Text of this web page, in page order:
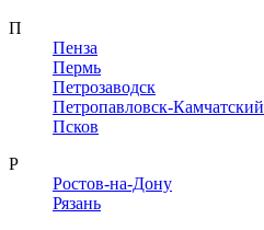
П
Пенза
Пермь
Петрозаводск
Петропавловск-Камчатский
Псков
Р
Ростов-на-Дону
Рязань